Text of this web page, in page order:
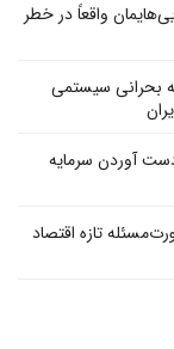
واقعاً در خطر
بحرانی سیستمی
آوردن سرمایه
تازه اقتصاد